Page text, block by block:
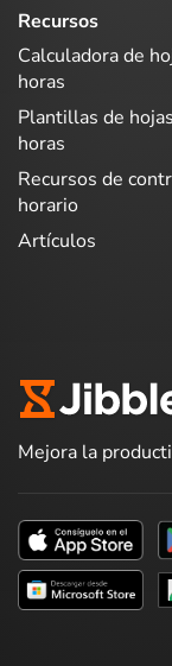
Recursos
Calculadora de
horas
Plantillas de
horas
Recursos de
horario
Artículos
Mejora la